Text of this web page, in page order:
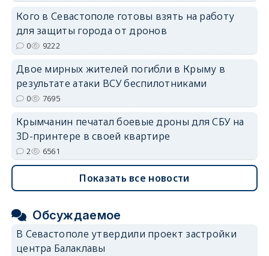
Кого в Севастополе готовы взять на работу
для защиты города от дронов
0 9222
Двое мирных жителей погибли в Крыму в
результате атаки ВСУ беспилотниками
0 7695
Крымчанин печатал боевые дроны для СБУ на
3D-принтере в своей квартире
2 6561
Показать все новости
Обсуждаемое
В Севастополе утвердили проект застройки
центра Балаклавы